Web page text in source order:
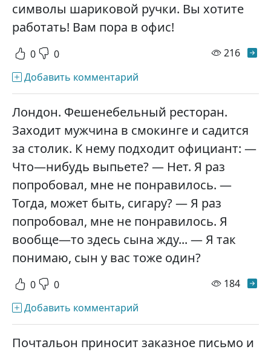
символы шариковой ручки. Вы хотите
работать! Вам пора в офис!
0 0 216
Добавить комментарий
Лондон. Фешенебельный ресторан.
Заходит мужчина в смокинге и садится
за столик. К нему подходит официант: —
Что—нибудь выпьете? — Нет. Я раз
попробовал, мне не понравилось. —
Тогда, может быть, сигару? — Я раз
попробовал, мне не понравилось. Я
вообще—то здесь сына жду... — Я так
понимаю, сын у вас тоже один?
0 0 184
Добавить комментарий
Почтальон приносит заказное письмо и